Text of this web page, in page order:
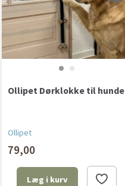
Ollipet Dørklokke til hunde
Ollipet
79,00
Læg i kurv